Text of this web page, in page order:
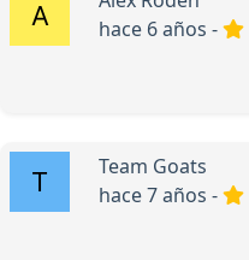
hace 6 años -
Team Goats
hace 7 años -